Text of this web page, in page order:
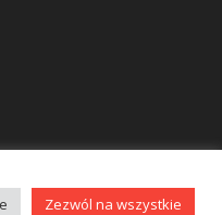
© 2020 bellona.pl
Zezwól na wszystkie